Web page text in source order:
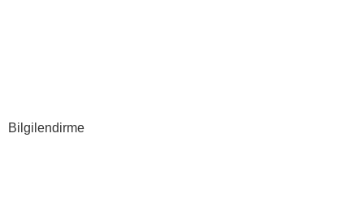
Bilgilendirme